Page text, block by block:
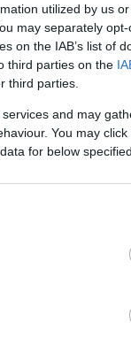
utilized by us
may separately
on the IAB’s list of
third parties on the
third parties.
and may
You may
for below
om
nog eens